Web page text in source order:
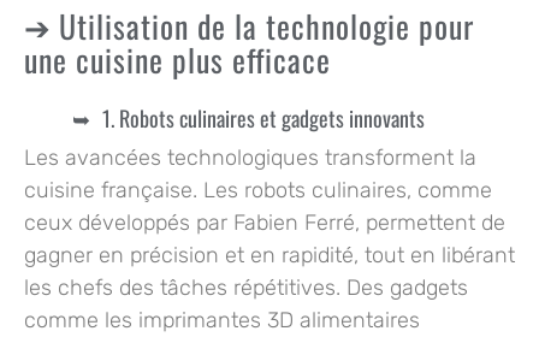
Utilisation de la technologie pour
une cuisine plus efficace
1. Robots culinaires et gadgets innovants
Les avancées technologiques transforment la
cuisine française. Les robots culinaires, comme
ceux développés par Fabien Ferré, permettent de
gagner en précision et en rapidité, tout en libérant
les chefs des tâches répétitives. Des gadgets
comme les imprimantes 3D alimentaires